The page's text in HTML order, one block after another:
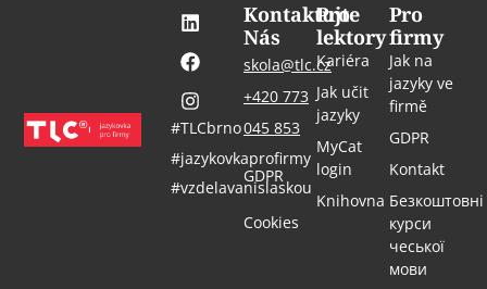
Pro
firmy
Jak na
jazyky ve
firmě
GDPR
Kontakt
Безкоштовні
курси
чеської
мови
Pro
lektory
Kariéra
Jak učit
jazyky
MyCat
login
Knihovna
Kontaktujte
Nás
skola@tlc.cz
+420 773
045 853
GDPR
Cookies
#TLCbrno
#jazykovkaprofirmy
#vzdelavanislaskou